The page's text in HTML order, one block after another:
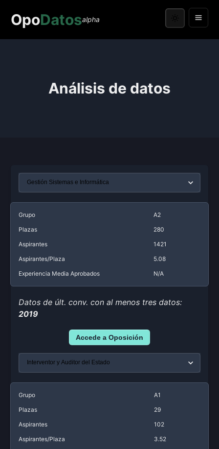
OpoDatosalpha
Análisis de datos
Grupo
A2
Plazas
280
Aspirantes
1421
Aspirantes/Plaza
5.08
Experiencia Media Aprobados
N/A
Datos de últ. conv. con al menos tres datos:
2019
Accede a Oposición
Grupo
A1
Plazas
29
Aspirantes
102
Aspirantes/Plaza
3.52